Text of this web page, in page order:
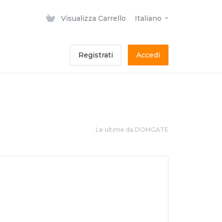
Visualizza Carrello Italiano
Registrati Accedi
Le ultime da DOMGATE